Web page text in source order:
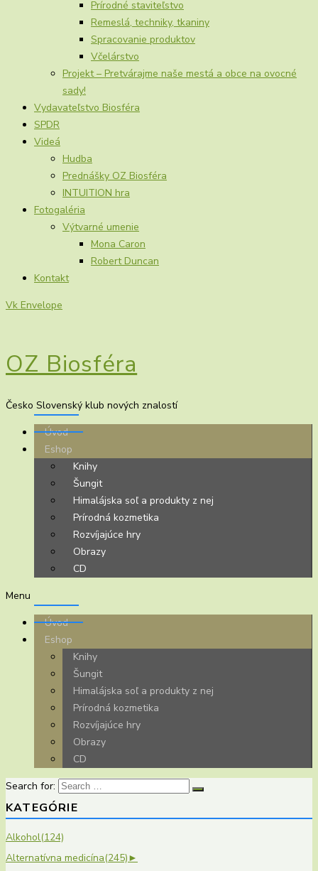
Prírodné staviteľstvo
Remeslá, techniky, tkaniny
Spracovanie produktov
Včelárstvo
Projekt – Pretvárajme naše mestá a obce na ovocné
sady!
Vydavateľstvo Biosféra
SPDR
Videá
Hudba
Prednášky OZ Biosféra
INTUITION hra
Fotogaléria
Výtvarné umenie
Mona Caron
Robert Duncan
Kontakt
Vk Envelope
OZ Biosféra
Česko Slovenský klub nových znalostí
Úvod
Eshop
Knihy
Šungit
Himalájska soľ a produkty z nej
Prírodná kozmetika
Rozvíjajúce hry
Obrazy
CD
Menu
Úvod
Eshop
Knihy
Šungit
Himalájska soľ a produkty z nej
Prírodná kozmetika
Rozvíjajúce hry
Obrazy
CD
Search for:
KATEGÓRIE
Alkohol(124)
Alternatívna medicína(245)►